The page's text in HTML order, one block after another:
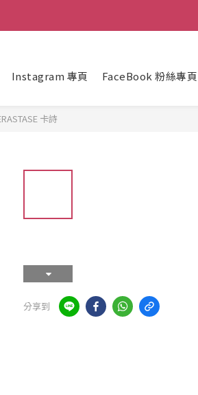
Instagram 專頁 FaceBook 粉絲專頁
卡詩
分享到